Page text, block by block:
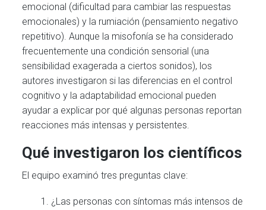
emocional (dificultad para cambiar las respuestas
emocionales) y la rumiación (pensamiento negativo
repetitivo). Aunque la misofonía se ha considerado
frecuentemente una condición sensorial (una
sensibilidad exagerada a ciertos sonidos), los
autores investigaron si las diferencias en el control
cognitivo y la adaptabilidad emocional pueden
ayudar a explicar por qué algunas personas reportan
reacciones más intensas y persistentes.
Qué investigaron los científicos
El equipo examinó tres preguntas clave:
¿Las personas con síntomas más intensos de